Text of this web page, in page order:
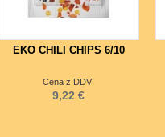
EKO CHILI CHIPS 6/10
Cena z DDV:
9,22 €